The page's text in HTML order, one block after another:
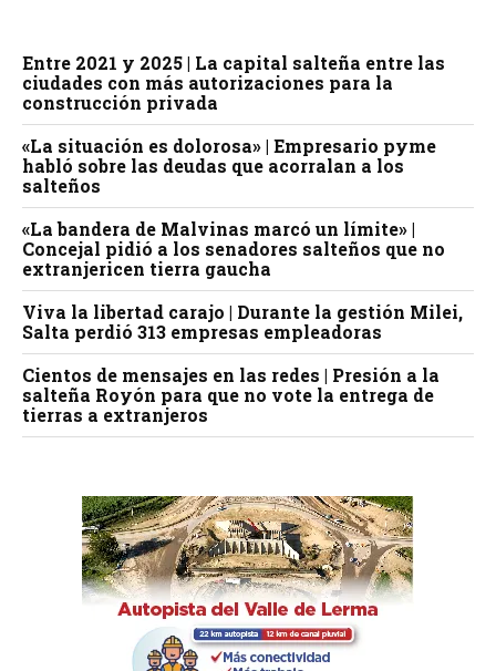
Entre 2021 y 2025 | La capital salteña entre las
ciudades con más autorizaciones para la
construcción privada
«La situación es dolorosa» | Empresario pyme
habló sobre las deudas que acorralan a los
salteños
«La bandera de Malvinas marcó un límite» |
Concejal pidió a los senadores salteños que no
extranjericen tierra gaucha
Viva la libertad carajo | Durante la gestión Milei,
Salta perdió 313 empresas empleadoras
Cientos de mensajes en las redes | Presión a la
salteña Royón para que no vote la entrega de
tierras a extranjeros